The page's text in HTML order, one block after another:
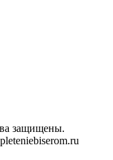
защищены.